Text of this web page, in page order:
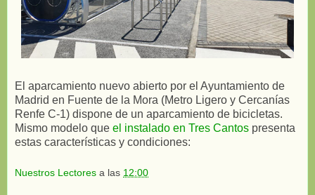
El aparcamiento nuevo abierto por el Ayuntamiento de
Madrid en Fuente de la Mora (Metro Ligero y Cercanías
Renfe C-1) dispone de un aparcamiento de bicicletas.
Mismo modelo que el instalado en Tres Cantos presenta
estas características y condiciones:
Nuestros Lectores a las 12:00